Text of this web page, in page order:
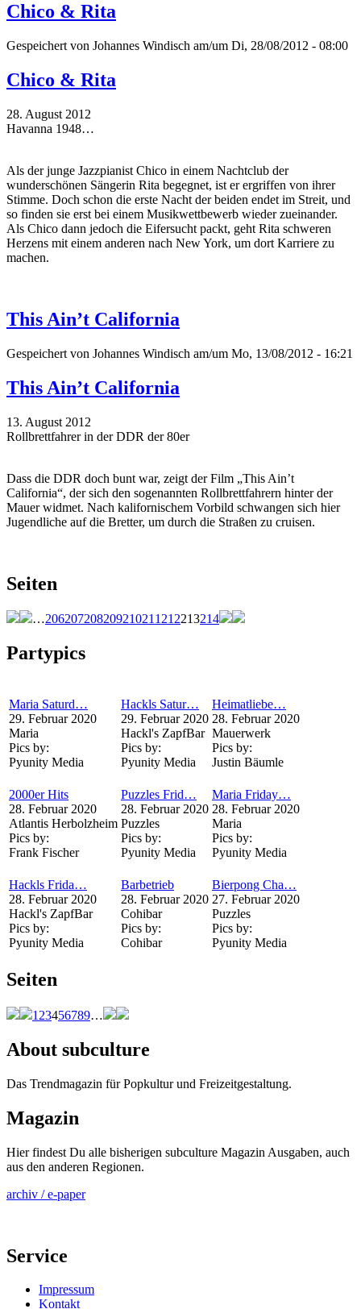
Chico & Rita
Gespeichert von Johannes Windisch am/um Di, 28/08/2012 - 08:00
Chico & Rita
28. August 2012
Havanna 1948…
Als der junge Jazzpianist Chico in einem Nachtclub der
wunderschönen Sängerin Rita begegnet, ist er ergriffen von ihrer
Stimme. Doch schon die erste Nacht der beiden endet im Streit, und
so finden sie erst bei einem Musikwettbewerb wieder zueinander.
Als Chico dann jedoch die Eifersucht packt, geht Rita schweren
Herzens mit einem anderen nach New York, um dort Karriere zu
machen.
This Ain’t California
Gespeichert von Johannes Windisch am/um Mo, 13/08/2012 - 16:21
This Ain’t California
13. August 2012
Rollbrettfahrer in der DDR der 80er
Dass die DDR doch bunt war, zeigt der Film „This Ain’t
California“, der sich den sogenannten Rollbrettfahrern hinter der
Mauer widmet. Nach kalifornischem Vorbild schwangen sich hier
Jugendliche auf die Bretter, um durch die Straßen zu cruisen.
Seiten
…206207208209210211212213214
Partypics
Maria Saturd…
29. Februar 2020
Maria
Pics by:
Pyunity Media
Hackls Satur…
29. Februar 2020
Hackl's ZapfBar
Pics by:
Pyunity Media
Heimatliebe…
28. Februar 2020
Mauerwerk
Pics by:
Justin Bäumle
2000er Hits
28. Februar 2020
Atlantis Herbolzheim
Pics by:
Frank Fischer
Puzzles Frid…
28. Februar 2020
Puzzles
Pics by:
Pyunity Media
Maria Friday…
28. Februar 2020
Maria
Pics by:
Pyunity Media
Hackls Frida…
28. Februar 2020
Hackl's ZapfBar
Pics by:
Pyunity Media
Barbetrieb
28. Februar 2020
Cohibar
Pics by:
Cohibar
Bierpong Cha…
27. Februar 2020
Puzzles
Pics by:
Pyunity Media
Seiten
1 23456789…
About subculture
Das Trendmagazin für Popkultur und Freizeitgestaltung.
Magazin
Hier findest Du alle bisherigen subculture Magazin Ausgaben, auch
aus den anderen Regionen.
archiv / e-paper
Service
Impressum
Kontakt